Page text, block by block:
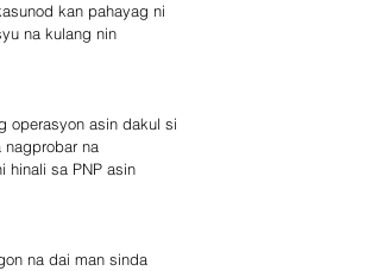
kan pahayag ni
na kulang nin
operasyon asin dakul si
nagprobar na
hinali sa PNP asin
na dai man sinda